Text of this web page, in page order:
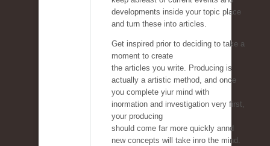
developments inside your topic place
and turn these into articles.
Get inspired prior to deciding to take a
moment to create
the articles you write. Producing is
actually a artistic method, and once
you complete yiur mind with
inormation and investigation very first,
your producing
should come far more quickly annd
new concepts will take inro the mind.